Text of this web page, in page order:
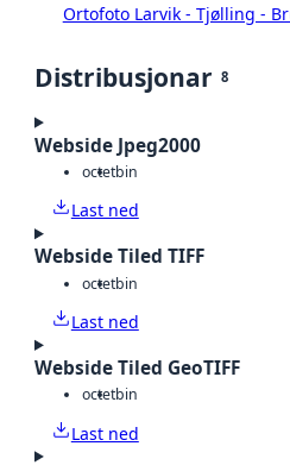
Ortofoto Larvik - Tjølling -
Distribusjonar 8
Webside Jpeg2000
octetbin
Last ned
Webside Tiled TIFF
octetbin
Last ned
Webside Tiled GeoTIFF
octetbin
Last ned